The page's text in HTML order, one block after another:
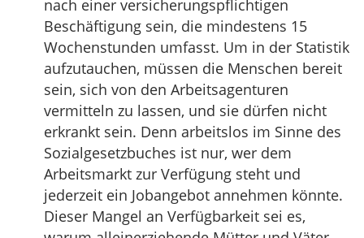
nach einer versicherungspflichtigen
Beschäftigung sein, die mindestens 15
Wochenstunden umfasst. Um in der Statistik
aufzutauchen, müssen die Menschen bereit
sein, sich von den Arbeitsagenturen
vermitteln zu lassen, und sie dürfen nicht
erkrankt sein. Denn arbeitslos im Sinne des
Sozialgesetzbuches ist nur, wer dem
Arbeitsmarkt zur Verfügung steht und
jederzeit ein Jobangebot annehmen könnte.
Dieser Mangel an Verfügbarkeit sei es,